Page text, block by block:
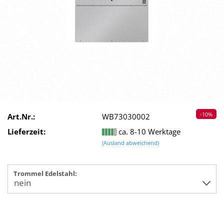
-10%
Art.Nr.:
WB73030002
Lieferzeit:
ca. 8-10 Werktage
(Ausland abweichend)
Trommel Edelstahl: